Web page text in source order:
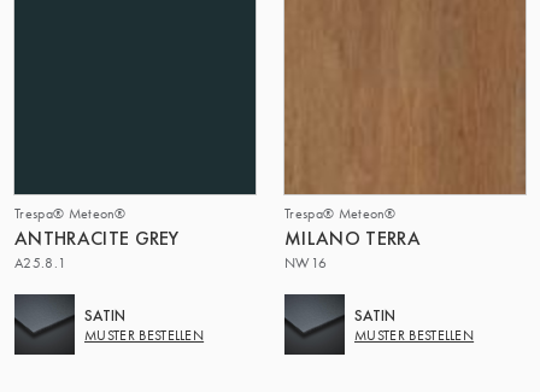
Trespa® Meteon®
ANTHRACITE GREY
A25.8.1
SATIN
MUSTER BESTELLEN
Trespa® Meteon®
MILANO TERRA
NW16
SATIN
MUSTER BESTELLEN